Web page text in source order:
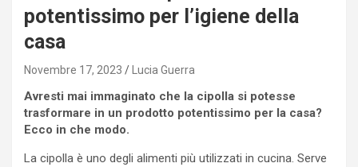
potentissimo per l’igiene della
casa
Novembre 17, 2023 Lucia Guerra
Avresti mai immaginato che la cipolla si potesse
trasformare in un prodotto potentissimo per la casa?
Ecco in che modo.
La cipolla è uno degli alimenti più utilizzati in cucina. Serve